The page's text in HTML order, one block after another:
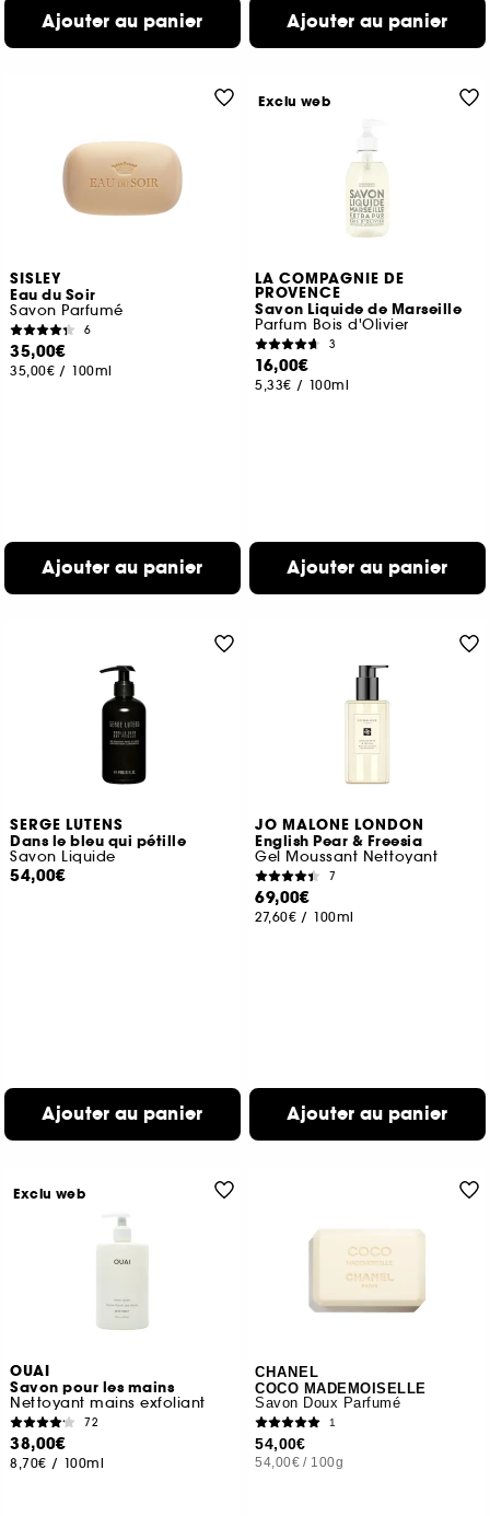
Ajouter au panier Ajouter au panier
SISLEY
Eau du Soir
Savon Parfumé
6
35,00€
35,00€ / 100ml
Ajouter au panier
LA COMPAGNIE DE
PROVENCE
Savon Liquide de Marseille
Parfum Bois d'Olivier
3
16,00€
5,33€ / 100ml
Ajouter au panier
Exclu web
SERGE LUTENS
Dans le bleu qui pétille
Savon Liquide
54,00€
Ajouter au panier
JO MALONE LONDON
English Pear & Freesia
Gel Moussant Nettoyant
7
69,00€
27,60€ / 100ml
Ajouter au panier
OUAI
Savon pour les mains
Nettoyant mains exfoliant
72
38,00€
8,70€ / 100ml
Exclu web
CHANEL
COCO MADEMOISELLE
Savon Doux Parfumé
1
54,00€
54,00€ / 100g